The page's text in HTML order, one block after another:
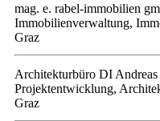
mag. e. rabel-immobilien
Immobilienverwaltung,
Graz
Architekturbüro DI Andreas
Projektentwicklung,
Graz